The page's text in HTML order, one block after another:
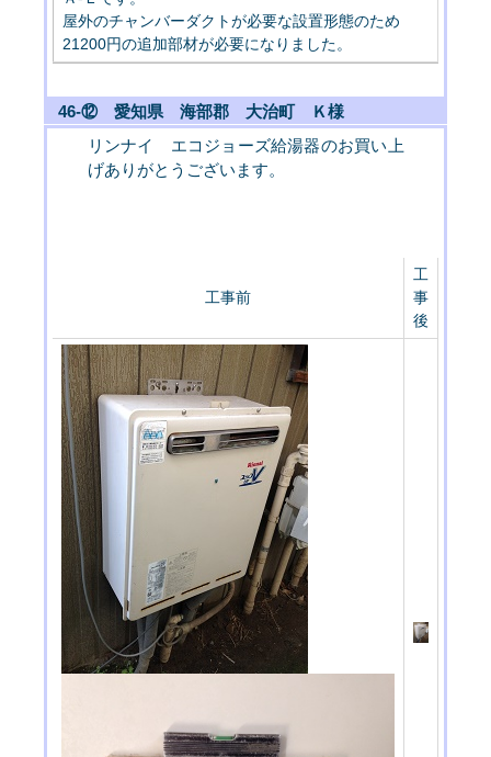
屋外のチャンバーダクトが必要な設置形態のため
21200円の追加部材が必要になりました。
46-⑫ 愛知県 海部郡 大治町 Ｋ様
リンナイ エコジョーズ給湯器のお買い上
げありがとうございます。
工事前
工
事
後